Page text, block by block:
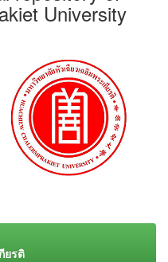
University
ยรติ